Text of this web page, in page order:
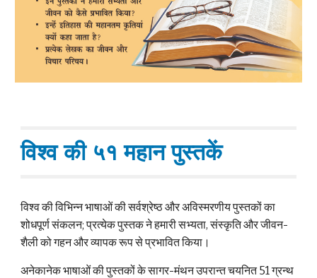
विश्व की ५१ महान पुस्तकें
विश्व की विभिन्न भाषाओं की सर्वश्रेष्ठ और अविस्मरणीय पुस्तकों का
शोधपूर्ण संकलन; प्रत्येक पुस्तक ने हमारी सभ्यता, संस्कृति और जीवन-
शैली को गहन और व्यापक रूप से प्रभावित किया।
अनेकानेक भाषाओं की पुस्तकों के सागर-मंथन उपरान्त चयनित 51 ग्रन्थ